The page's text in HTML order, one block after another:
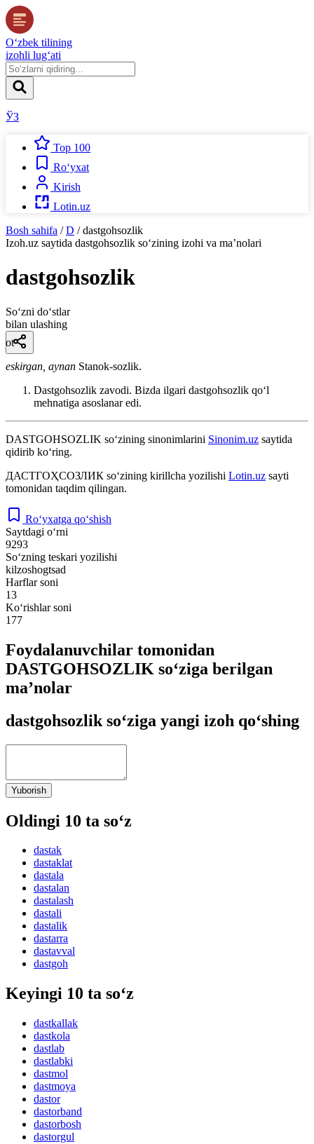
O‘zbek tilining
izohli lug‘ati
ЎЗ
Top 100
Ro‘yxat
Kirish
Lotin.uz
Bosh sahifa / D / dastgohsozlik
Izoh.uz saytida dastgohsozlik so‘zining izohi va ma’nolari
dastgohsozlik
So‘zni do‘stlar
bilan ulashing
ot
eskirgan, aynan Stanok-sozlik.
Dastgohsozlik zavodi. Bizda ilgari dastgohsozlik qoʻl
mehnatiga asoslanar edi.
DASTGOHSOZLIK so‘zining sinonimlarini Sinonim.uz saytida
qidirib ko‘ring.
ДАСТГОҲСОЗЛИК so‘zining kirillcha yozilishi Lotin.uz sayti
tomonidan taqdim qilingan.
Ro‘yxatga qo‘shish
Saytdagi o‘rni
9293
So‘zning teskari yozilishi
kilzoshogtsad
Harflar soni
13
Ko‘rishlar soni
177
Foydalanuvchilar tomonidan
DASTGOHSOZLIK so‘ziga berilgan
ma’nolar
dastgohsozlik so‘ziga yangi izoh qo‘shing
Yuborish
Oldingi 10 ta so‘z
dastak
dastaklat
dastala
dastalan
dastalash
dastali
dastalik
dastarra
dastavval
dastgoh
Keyingi 10 ta so‘z
dastkallak
dastkola
dastlab
dastlabki
dastmol
dastmoya
dastor
dastorband
dastorbosh
dastorgul